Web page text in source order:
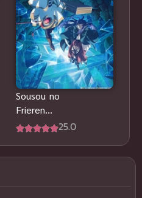
Sousou no
Frieren
Season 2 25.0